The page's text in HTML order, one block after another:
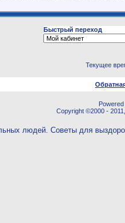
Быстрый переход
Текущее
Copyright ©2000 -
людей. Советы для